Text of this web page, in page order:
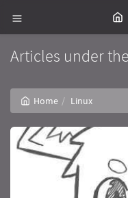
Articles under
Home Linux